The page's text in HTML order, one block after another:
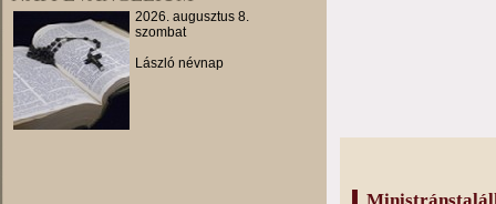
2026. augusztus 8.
szombat
László névnap